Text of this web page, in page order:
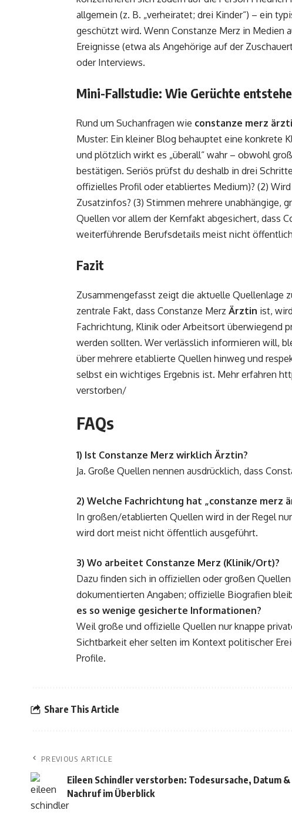
allgemein (z. B. „verheiratet; drei Kinder“) – ein
geschützt wird. Wenn Constanze Merz in Medien
Ereignisse (etwa als Angehörige auf der
oder Interviews.
Mini-Fallstudie: Wie Gerüchte
Rund um Suchanfragen wie constanze merz
Muster: Ein kleiner Blog behauptet eine konkrete
und plötzlich wirkt es „überall“ wahr – obwohl
bestätigen. Seriös prüfst du deshalb in drei
offizielles Profil oder etabliertes Medium)? (2)
Zusatzinfos? (3) Stimmen mehrere unabhängige,
Quellen vor allem der Kernfakt abgesichert, dass
weiterführende Berufsdetails meist nicht
Fazit
Zusammengefasst zeigt die aktuelle Quellenlage
zentrale Fakt, dass Constanze Merz Ärztin ist,
Fachrichtung, Klinik oder Arbeitsort überwiegend
werden sollten. Wer verlässlich informieren will,
über mehrere etablierte Quellen hinweg und
selbst ein wichtiges Ergebnis ist. Mehr erfahren
verstorben/
FAQs
1) Ist Constanze Merz wirklich Ärztin?
Ja. Große Quellen nennen ausdrücklich, dass
2) Welche Fachrichtung hat „constanze merz
In großen/etablierten Quellen wird in der Regel
wird dort meist nicht öffentlich ausgeführt.
3) Wo arbeitet Constanze Merz (Klinik/Ort)?
Dazu finden sich in offiziellen oder großen
dokumentierten Angaben; offizielle Biografien
es so wenige gesicherte Informationen?
Weil große und offizielle Quellen nur knappe
Sichtbarkeit eher selten im Kontext politischer
Profile.
Share This Article
PREVIOUS ARTICLE
Eileen Schindler verstorben: Todesursache, Datum &
Nachruf im Überblick